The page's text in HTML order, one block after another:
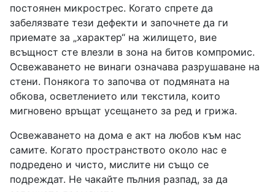
постоянен микрострес. Когато спрете да
забелязвате тези дефекти и започнете да ги
приемате за „характер“ на жилището, вие
всъщност сте влезли в зона на битов компромис.
Освежаването не винаги означава разрушаване на
стени. Понякога то започва от подмяната на
обкова, осветлението или текстила, които
мигновено връщат усещането за ред и грижа.
Освежаването на дома е акт на любов към нас
самите. Когато пространството около нас е
подредено и чисто, мислите ни също се
подреждат. Не чакайте пълния разпад, за да